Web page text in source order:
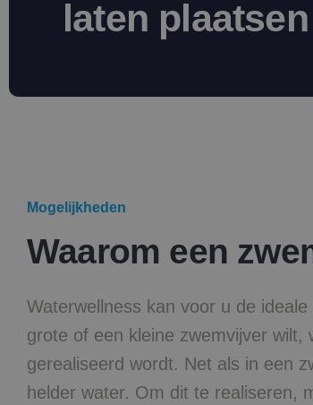
laten plaatsen
Mogelijkheden
Waarom een
Waterwellness kan voor u de
grote of een kleine zwemvijver wilt,
gerealiseerd wordt. Net als in een
helder water. Om dit te realiseren,